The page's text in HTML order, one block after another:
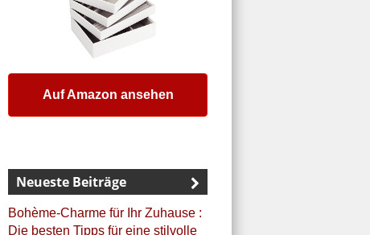
Auf Amazon ansehen
Neueste Beiträge
Bohème-Charme für Ihr Zuhause :
Die besten Tipps für eine stilvolle